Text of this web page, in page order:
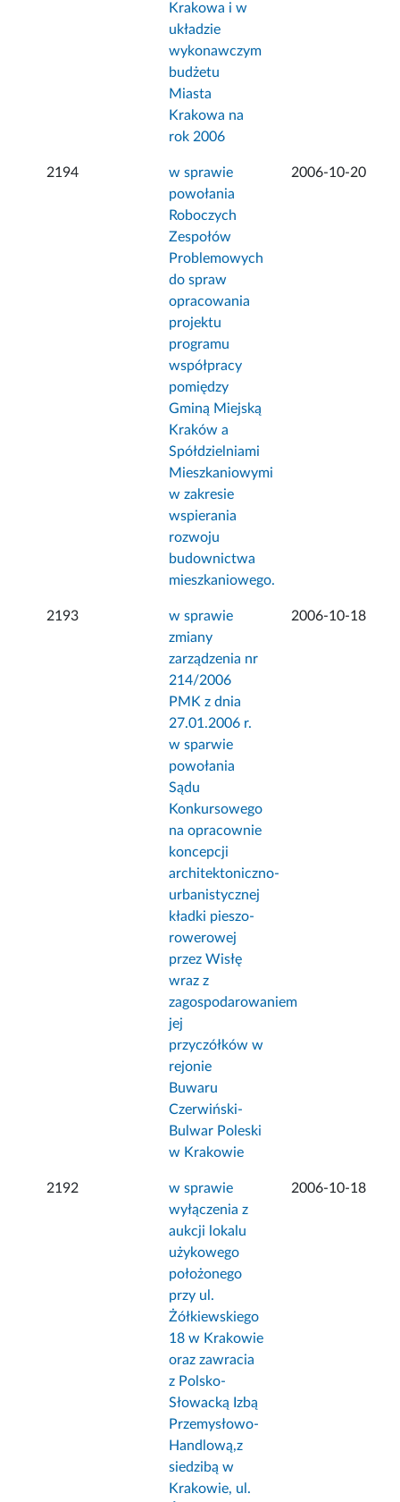
Krakowa i w
układzie
wykonawczym
budżetu
Miasta
Krakowa na
rok 2006
2194
w sprawie
powołania
Roboczych
Zespołów
Problemowych
do spraw
opracowania
projektu
programu
współpracy
pomiędzy
Gminą Miejską
Kraków a
Spółdzielniami
Mieszkaniowymi
w zakresie
wspierania
rozwoju
budownictwa
mieszkaniowego.
2006-10-20
2193
w sprawie
zmiany
zarządzenia nr
214/2006
PMK z dnia
27.01.2006 r.
w sparwie
powołania
Sądu
Konkursowego
na opracownie
koncepcji
architektoniczno-
urbanistycznej
kładki pieszo-
rowerowej
przez Wisłę
wraz z
zagospodarowaniem
jej
przyczółków w
rejonie
Buwaru
Czerwiński-
Bulwar Poleski
w Krakowie
2006-10-18
2192
w sprawie
wyłączenia z
aukcji lokalu
użykowego
położonego
przy ul.
Żółkiewskiego
18 w Krakowie
oraz zawracia
z Polsko-
Słowacką Izbą
Przemysłowo-
Handlową,z
siedzibą w
Krakowie, ul.
2006-10-18